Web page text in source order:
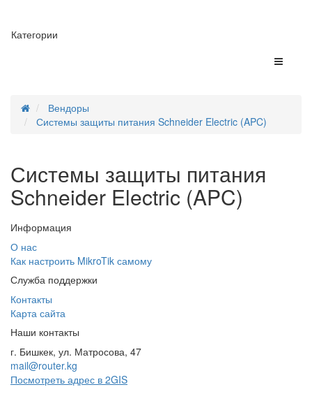
Категории
Вендоры
Системы защиты питания Schneider Electric (APC)
Системы защиты питания
Schneider Electric (APC)
Информация
О нас
Как настроить MikroTik самому
Служба поддержки
Контакты
Карта сайта
Наши контакты
г. Бишкек, ул. Матросова, 47
mail@router.kg
Посмотреть адрес в 2GIS